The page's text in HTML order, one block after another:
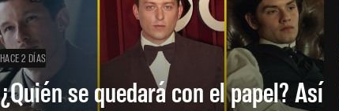
HACE 2 DÍAS
¿Quién se quedará con el papel? Así